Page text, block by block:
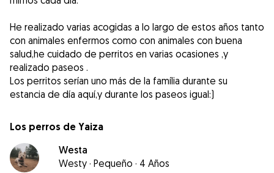
He realizado varias acogidas a lo largo de estos años tanto
con animales enfermos como con animales con buena
salud,he cuidado de perritos en varias ocasiones ,y
realizado paseos .
Los perritos serían uno más de la família durante su
estancia de día aquí,y durante los paseos igual:)
Los perros de Yaiza
Westa
Westy · Pequeño · 4 Años